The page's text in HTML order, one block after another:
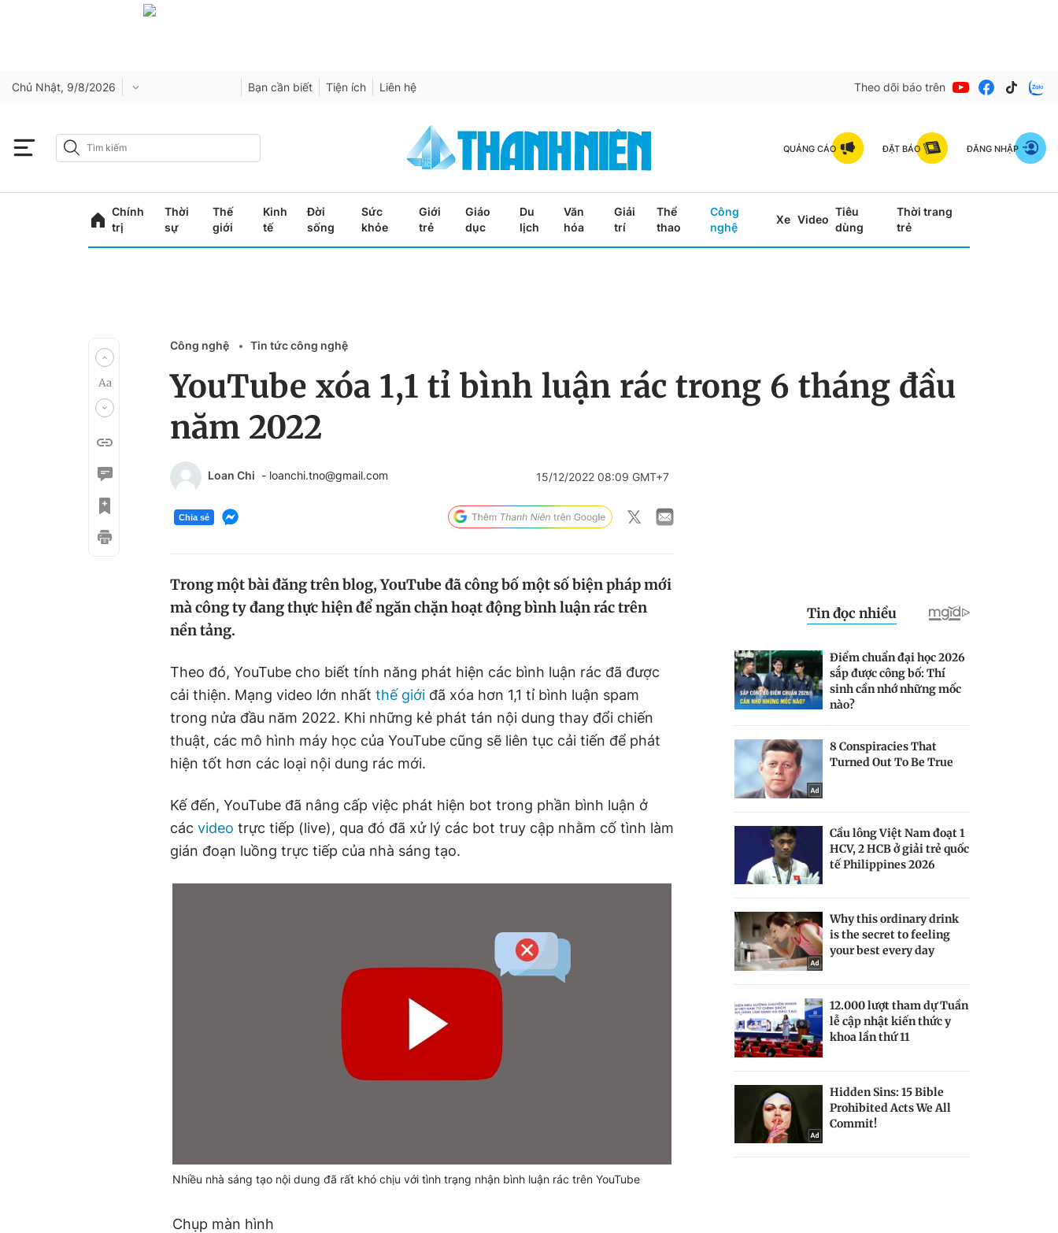
Chủ Nhật, 9/8/2026 Bạn cần biết Tiện ích Liên hệ Theo dõi báo trên
QUẢNG CÁO ĐẶT BÁO ĐĂNG NHẬP
Chính
trị
Thời
sự
Thế
giới
Kinh
tế
Đời
sống
Sức
khỏe
Giới
trẻ
Giáo
dục
Du
lịch
Văn
hóa
Giải
trí
Thể
thao
Công
nghệ
Xe Video
Tiêu
dùng
Thời trang
trẻ
Công nghệ Tin tức công nghệ
YouTube xóa 1,1 tỉ bình luận rác trong 6 tháng đầu
năm 2022
Loan Chi - loanchi.tno@gmail.com 15/12/2022 08:09 GMT+7
Chia sẻ
Trong một bài đăng trên blog, YouTube đã công bố một số biện pháp mới
mà công ty đang thực hiện để ngăn chặn hoạt động bình luận rác trên
nền tảng.
Theo đó, YouTube cho biết tính năng phát hiện các bình luận rác đã được
cải thiện. Mạng video lớn nhất thế giới đã xóa hơn 1,1 tỉ bình luận spam
trong nửa đầu năm 2022. Khi những kẻ phát tán nội dung thay đổi chiến
thuật, các mô hình máy học của YouTube cũng sẽ liên tục cải tiến để phát
hiện tốt hơn các loại nội dung rác mới.
Kế đến, YouTube đã nâng cấp việc phát hiện bot trong phần bình luận ở
các video trực tiếp (live), qua đó đã xử lý các bot truy cập nhằm cố tình làm
gián đoạn luồng trực tiếp của nhà sáng tạo.
Nhiều nhà sáng tạo nội dung đã rất khó chịu với tình trạng nhận bình luận rác trên YouTube
Chụp màn hình